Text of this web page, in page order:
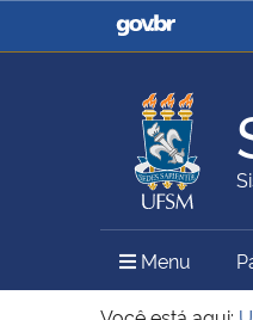
Casa Civil
Ministério da
Pecuária e
Ministério do Meio
Menu